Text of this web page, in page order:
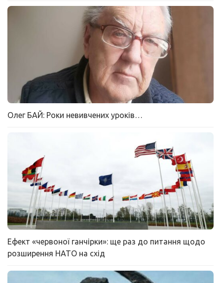
Олег БАЙ: Роки невивчених уроків…
Ефект «червоної ганчірки»: ще раз до питання щодо
розширення НАТО на схід